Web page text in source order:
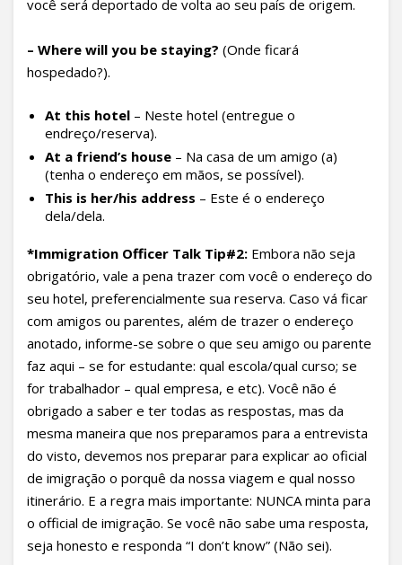
você será deportado de volta ao seu país de origem.
– Where will you be staying? (Onde ficará
hospedado?).
At this hotel – Neste hotel (entregue o
endreço/reserva).
At a friend’s house – Na casa de um amigo (a)
(tenha o endereço em mãos, se possível).
This is her/his address – Este é o endereço
dela/dela.
*Immigration Officer Talk Tip#2: Embora não seja
obrigatório, vale a pena trazer com você o endereço do
seu hotel, preferencialmente sua reserva. Caso vá ficar
com amigos ou parentes, além de trazer o endereço
anotado, informe-se sobre o que seu amigo ou parente
faz aqui – se for estudante: qual escola/qual curso; se
for trabalhador – qual empresa, e etc). Você não é
obrigado a saber e ter todas as respostas, mas da
mesma maneira que nos preparamos para a entrevista
do visto, devemos nos preparar para explicar ao oficial
de imigração o porquê da nossa viagem e qual nosso
itinerário. E a regra mais importante: NUNCA minta para
o official de imigração. Se você não sabe uma resposta,
seja honesto e responda “I don’t know” (Não sei).